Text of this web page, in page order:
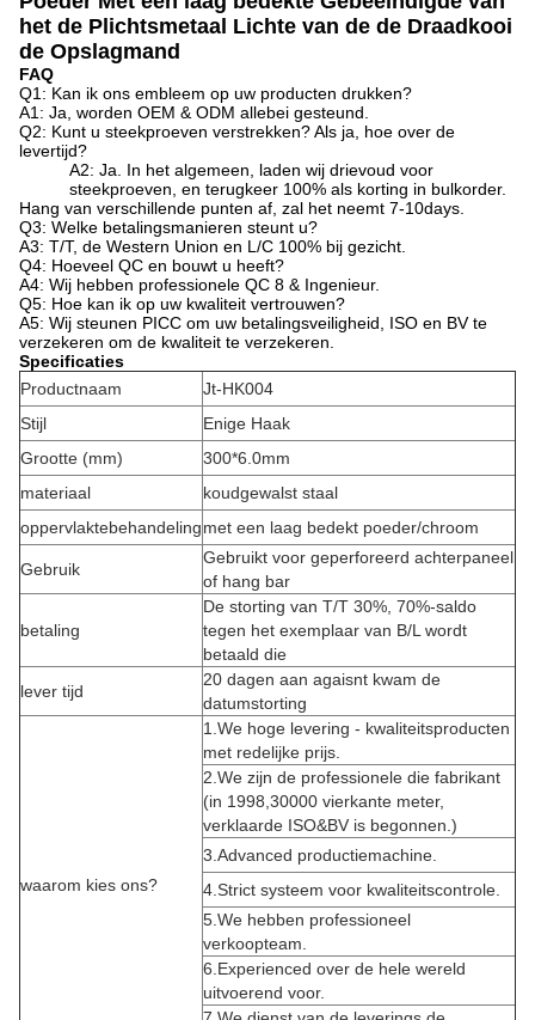
het de Plichtsmetaal Lichte van de de Draadkooi
de Opslagmand
FAQ
Q1: Kan ik ons embleem op uw producten drukken?
A1: Ja, worden OEM & ODM allebei gesteund.
Q2: Kunt u steekproeven verstrekken? Als ja, hoe over de
levertijd?
A2: Ja. In het algemeen, laden wij drievoud voor
steekproeven, en terugkeer 100% als korting in bulkorder.
Hang van verschillende punten af, zal het neemt 7-10days.
Q3: Welke betalingsmanieren steunt u?
A3: T/T, de Western Union en L/C 100% bij gezicht.
Q4: Hoeveel QC en bouwt u heeft?
A4: Wij hebben professionele QC 8 & Ingenieur.
Q5: Hoe kan ik op uw kwaliteit vertrouwen?
A5: Wij steunen PICC om uw betalingsveiligheid, ISO en BV te
verzekeren om de kwaliteit te verzekeren.
Specificaties
Productnaam
Jt-HK004
Stijl
Enige Haak
Grootte (mm)
300*6.0mm
materiaal
koudgewalst staal
oppervlaktebehandelingmet een laag bedekt poeder/chroom
Gebruik
Gebruikt voor geperforeerd achterpaneel
of hang bar
betaling
De storting van T/T 30%, 70%-saldo
tegen het exemplaar van B/L wordt
betaald die
lever tijd
20 dagen aan agaisnt kwam de
datumstorting
waarom kies ons?
1.We hoge levering - kwaliteitsproducten
met redelijke prijs.
2.We zijn de professionele die fabrikant
(in 1998,30000 vierkante meter,
verklaarde ISO&BV is begonnen.)
3.Advanced productiemachine.
4.Strict systeem voor kwaliteitscontrole.
5.We hebben professioneel
verkoopteam.
6.Experienced over de hele wereld
uitvoerend voor.